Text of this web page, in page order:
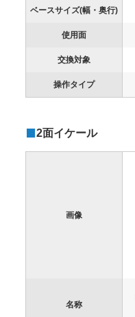
ベースサイズ(幅・奥行)
使用面
交換対象
操作タイプ
2面イケール
画像
名称